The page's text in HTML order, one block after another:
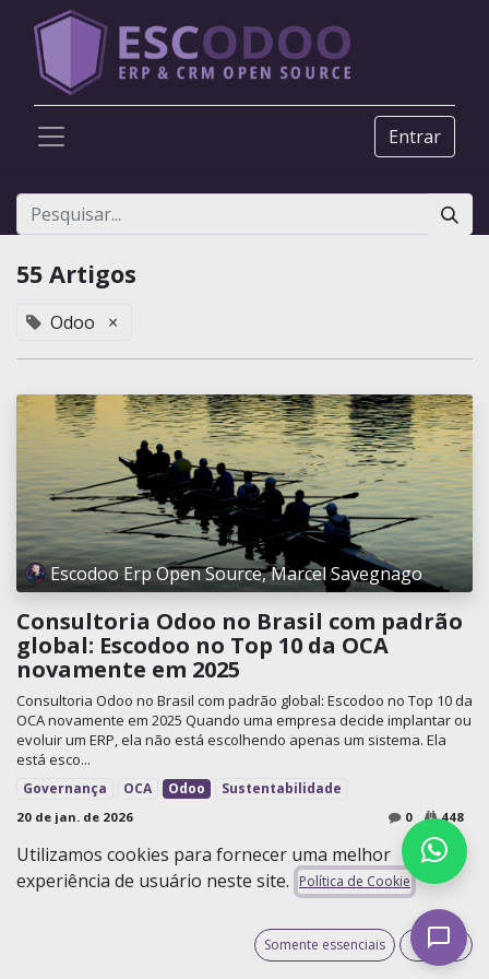
Entrar
55 Artigos
Odoo ×
Escodoo Erp Open Source, Marcel Savegnago
Consultoria Odoo no Brasil com padrão
global: Escodoo no Top 10 da OCA
novamente em 2025
Consultoria Odoo no Brasil com padrão global: Escodoo no Top 10 da
OCA novamente em 2025 Quando uma empresa decide implantar ou
evoluir um ERP, ela não está escolhendo apenas um sistema. Ela
está esco...
Governança OCA Odoo Sustentabilidade
20 de jan. de 2026 0 448
Utilizamos cookies para fornecer uma melhor
experiência de usuário neste site.
Política de Cookie
Somente essenciais Aceito